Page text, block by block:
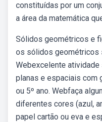
constituídas por um
a área da matemática
Sólidos geométricos e
os sólidos geométricos
Webexcelente
planas e espaciais com
ou 5º ano. Webfaça
diferentes cores (azul,
papel cartão ou eva e